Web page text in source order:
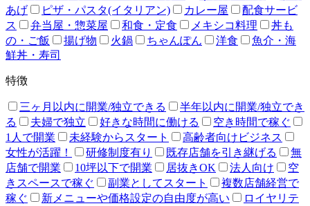
あげ
ピザ・パスタ(イタリアン) カレー屋
配食サービ
ス
弁当屋・惣菜屋 和食・定食 メキシコ料理
丼も
の・ご飯
揚げ物 火鍋 ちゃんぽん 洋食
魚介・海
鮮丼・寿司
特徴
三ヶ月以内に開業/独立できる
半年以内に開業/独立でき
る
夫婦で独立 好きな時間に働ける
空き時間で稼ぐ
1人で開業
未経験からスタート
高齢者向けビジネス
女性が活躍！
研修制度有り 既存店舗を引き継げる
無
店舗で開業
10坪以下で開業 居抜きOK 法人向け
空
きスペースで稼ぐ
副業としてスタート
複数店舗経営で
稼ぐ
新メニューや価格設定の自由度が高い
ロイヤリテ